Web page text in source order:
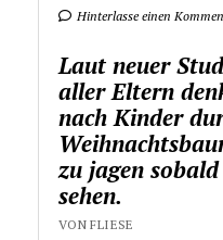
Hinterlasse einen
Laut neuer
aller Eltern
nach Kinder
zu jagen
sehen.
VON FLIESE